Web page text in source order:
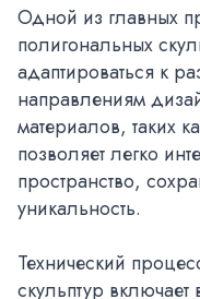
Одной из главных
полигональных
адаптироваться к
направлениям
материалов, таких
позволяет легко
пространство,
уникальность.
Технический
скульптур